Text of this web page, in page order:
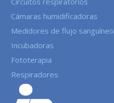
Cámaras humidificadoras
Medidores de flujo sanguíneo
Incubadoras
Fototerapia
Respiradores